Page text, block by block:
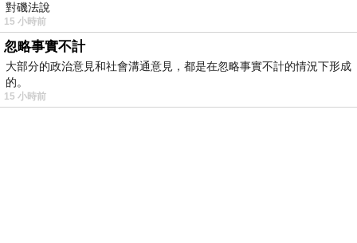
對磯法說
15 小時前
忽略事實不計
大部分的政治意見和社會溝通意見，都是在忽略事實不計的情況下形成
的。
15 小時前